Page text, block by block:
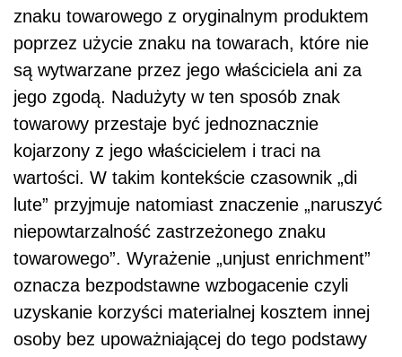
znaku towarowego z oryginalnym produktem
poprzez użycie znaku na towarach, które nie
są wytwarzane przez jego właściciela ani za
jego zgodą. Nadużyty w ten sposób znak
towarowy przestaje być jednoznacznie
kojarzony z jego właścicielem i traci na
wartości. W takim kontekście czasownik „di
lute” przyjmuje natomiast znaczenie „naruszyć
niepowtarzalność zastrzeżonego znaku
towarowego”. Wyrażenie „unjust enrichment”
oznacza bezpodstawne wzbogacenie czyli
uzyskanie korzyści materialnej kosztem innej
osoby bez upoważniającej do tego podstawy